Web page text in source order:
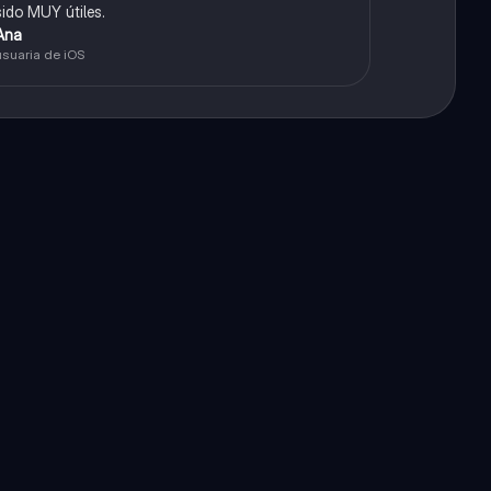
MUY útiles.
de iOS